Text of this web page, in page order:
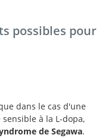
possibles pour
dans le cas d'une
à la L-dopa,
de Segawa.